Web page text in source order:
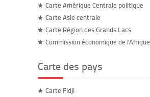
Carte Amérique Centrale politique
Carte Asie centrale
Carte Région des Grands Lacs
Commission économique de l'Afrique
Carte des pays
Carte Fidji